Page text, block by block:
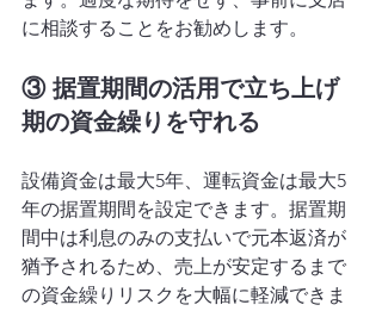
に相談することをお勧めします。
③ 据置期間の活用で立ち上げ
期の資金繰りを守れる
設備資金は最大5年、運転資金は最大5
年の据置期間を設定できます。据置期
間中は利息のみの支払いで元本返済が
猶予されるため、売上が安定するまで
の資金繰りリスクを大幅に軽減できま